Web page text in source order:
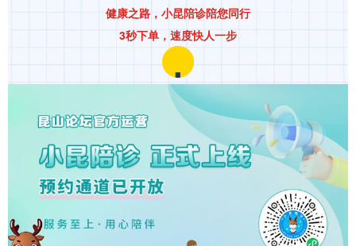
健康之路，小昆陪诊陪您同行
3秒下单，速度快人一步